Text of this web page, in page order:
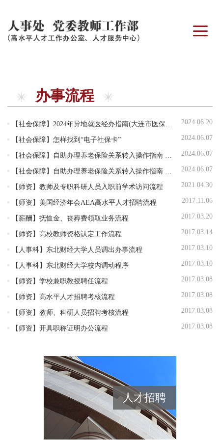
办事流程
【社会保障】 2024年异地就医经办指南(大连市医保中心服务宣传) 2024.06.20
【社会保障】 怎样找到“电子社保卡” 2024.06.07
【社会保障】 自助办理养老保险关系转入操作指南 （非事业编职工） 2024.06.07
【社会保障】 自助办理养老保险关系转入操作指南 （事业编职工） 2024.06.07
【师资】 教师及专职科研人员入职前学术访问流程 2021.04.30
【师资】 美国经济年会AEA高水平人才招聘流程 2017.11.06
【薪酬】 抚恤金、丧葬费领取业务流程 2017.03.20
【师资】 高校教师资格认定工作流程 2017.03.14
【人事科】 东北财经大学人员调出办事流程 2017.03.10
【人事科】 东北财经大学校内调动程序 2017.03.10
【师资】 学校兼职教授聘任流程 2017.03.08
【师资】 高水平人才招聘考核流程 2017.03.08
【师资】 教师、科研人员招聘考核流程 2017.03.08
【师资】 开具职称证明办公流程 2017.03.08
人才招聘